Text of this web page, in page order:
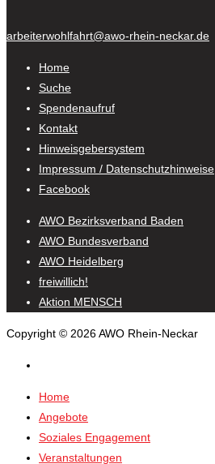
arbeiterwohlfahrt@awo-rhein-neckar.de
Home
Suche
Spendenaufruf
Kontakt
Hinweisgebersystem
Impressum / Datenschutzhinweise
Facebook
AWO Bezirksverband Baden
AWO Bundesverband
AWO Heidelberg
freiwillich!
Aktion MENSCH
Copyright © 2026 AWO Rhein-Neckar
Home
Angebote
Soziales Engagement
Veranstaltungen